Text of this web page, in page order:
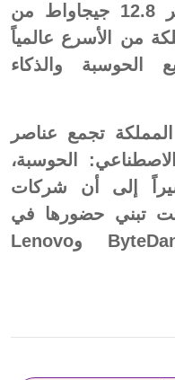
بحلول 2030، في ظل توافر 12.8 جيجاواط من
من الأسرع عالمياً
الحوسبة والذكاء
المملكة تجمع عناصر
الحوسبة،
إلى أن شركات
تبني حضورها في
المملكة، من بينها ByteDance وLenovo